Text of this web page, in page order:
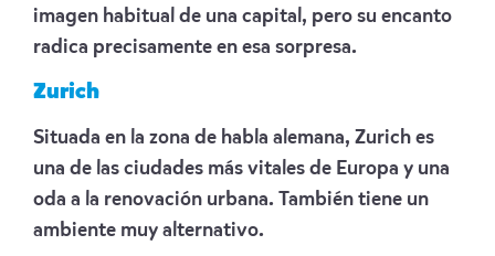
imagen habitual de una capital, pero su encanto
radica precisamente en esa sorpresa.
Zurich
Situada en la zona de habla alemana, Zurich es
una de las ciudades más vitales de Europa y una
oda a la renovación urbana. También tiene un
ambiente muy alternativo.